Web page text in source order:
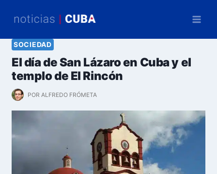
SOCIEDAD
El día de San Lázaro en Cuba y el
templo de El Rincón
POR ALFREDO FRÓMETA